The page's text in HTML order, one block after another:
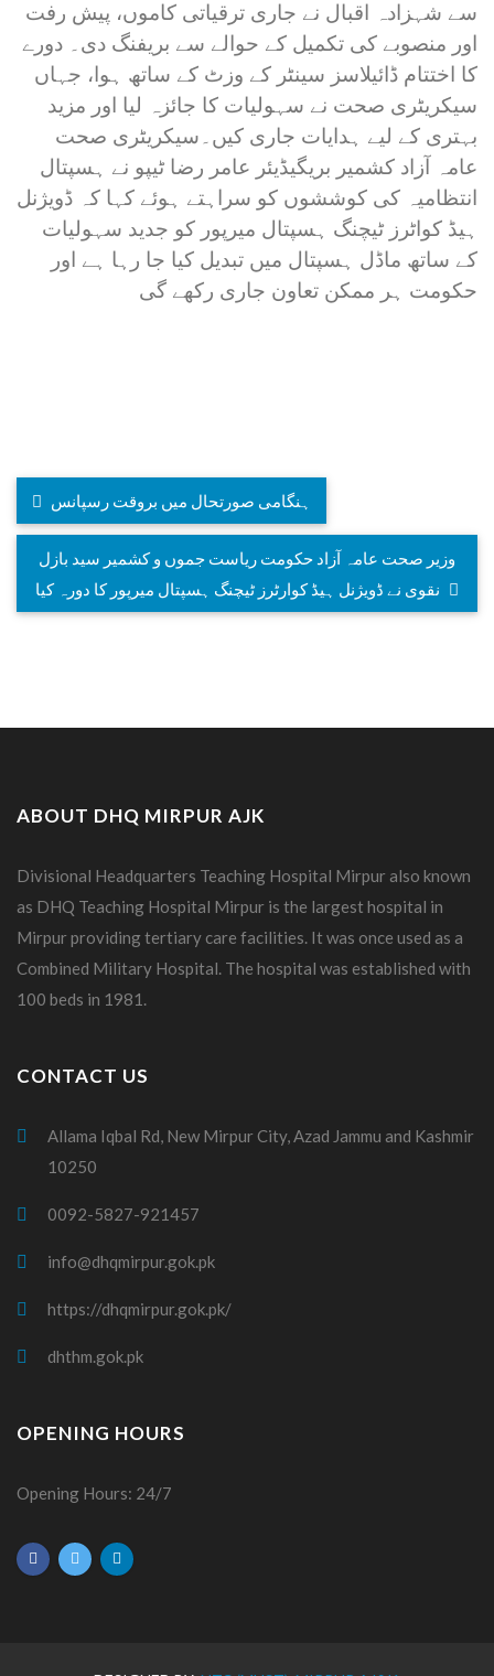
سے شہزادہ اقبال نے جاری ترقیاتی کاموں، پیش رفت
اور منصوبے کی تکمیل کے حوالے سے بریفنگ دی۔ دورے
کا اختتام ڈائیلاسز سینٹر کے وزٹ کے ساتھ ہوا، جہاں
سیکریٹری صحت نے سہولیات کا جائزہ لیا اور مزید
بہتری کے لیے ہدایات جاری کیں۔سیکریٹری صحت
عامہ آزاد کشمیر بریگیڈیئر عامر رضا ٹیپو نے ہسپتال
انتظامیہ کی کوششوں کو سراہتے ہوئے کہا کہ ڈویژنل
ہیڈ کواٹرز ٹیچنگ ہسپتال میرپور کو جدید سہولیات
کے ساتھ ماڈل ہسپتال میں تبدیل کیا جا رہا ہے اور
حکومت ہر ممکن تعاون جاری رکھے گی
ہنگامی صورتحال میں بروقت رسپانس
وزیر صحت عامہ آزاد حکومت ریاست جموں و کشمیر سید بازل
ABOUT DHQ MIRPUR AJK
Divisional Headquarters Teaching Hospital Mirpur also known
as DHQ Teaching Hospital Mirpur is the largest hospital in
Mirpur providing tertiary care facilities. It was once used as a
Combined Military Hospital. The hospital was established with
100 beds in 1981.
CONTACT US
Allama Iqbal Rd, New Mirpur City, Azad Jammu and Kashmir
10250
0092-5827-921457
info@dhqmirpur.gok.pk
https://dhqmirpur.gok.pk/
dhthm.gok.pk
OPENING HOURS
Opening Hours: 24/7